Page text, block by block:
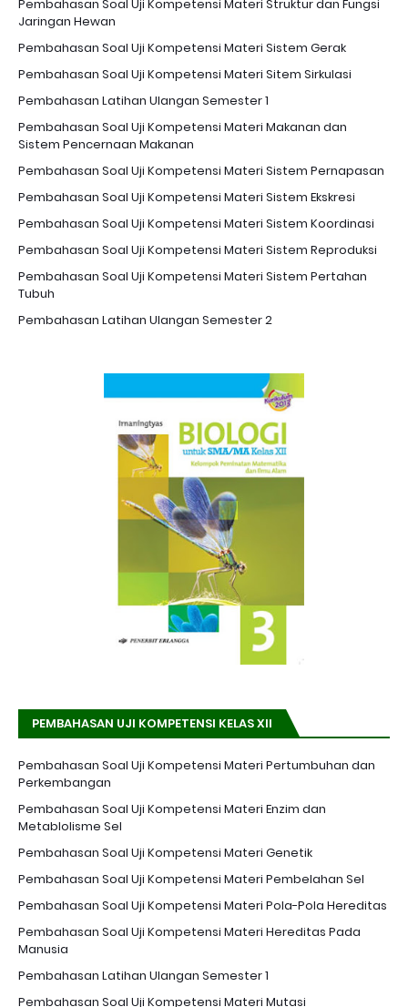
Pembahasan Soal Uji Kompetensi Materi Struktur dan Fungsi
Jaringan Hewan
Pembahasan Soal Uji Kompetensi Materi Sistem Gerak
Pembahasan Soal Uji Kompetensi Materi Sitem Sirkulasi
Pembahasan Latihan Ulangan Semester 1
Pembahasan Soal Uji Kompetensi Materi Makanan dan
Sistem Pencernaan Makanan
Pembahasan Soal Uji Kompetensi Materi Sistem Pernapasan
Pembahasan Soal Uji Kompetensi Materi Sistem Ekskresi
Pembahasan Soal Uji Kompetensi Materi Sistem Koordinasi
Pembahasan Soal Uji Kompetensi Materi Sistem Reproduksi
Pembahasan Soal Uji Kompetensi Materi Sistem Pertahan
Tubuh
Pembahasan Latihan Ulangan Semester 2
PEMBAHASAN UJI KOMPETENSI KELAS XII
Pembahasan Soal Uji Kompetensi Materi Pertumbuhan dan
Perkembangan
Pembahasan Soal Uji Kompetensi Materi Enzim dan
Metablolisme Sel
Pembahasan Soal Uji Kompetensi Materi Genetik
Pembahasan Soal Uji Kompetensi Materi Pembelahan Sel
Pembahasan Soal Uji Kompetensi Materi Pola-Pola Hereditas
Pembahasan Soal Uji Kompetensi Materi Hereditas Pada
Manusia
Pembahasan Latihan Ulangan Semester 1
Pembahasan Soal Uji Kompetensi Materi Mutasi